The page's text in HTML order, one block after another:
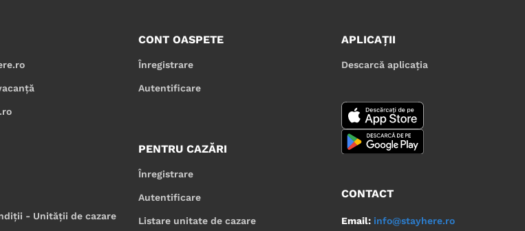
- Unității de cazare
CONT OASPETE
Înregistrare
Autentificare
PENTRU CAZĂRI
Înregistrare
Autentificare
Listare unitate de cazare
APLICAȚII
Descarcă aplicația
CONTACT
Email: info@stayhere.ro